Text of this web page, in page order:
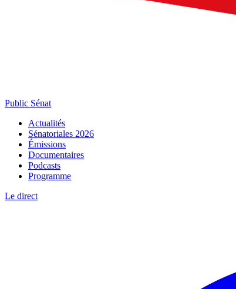
Public Sénat
Actualités
Sénatoriales 2026
Émissions
Documentaires
Podcasts
Programme
Le direct